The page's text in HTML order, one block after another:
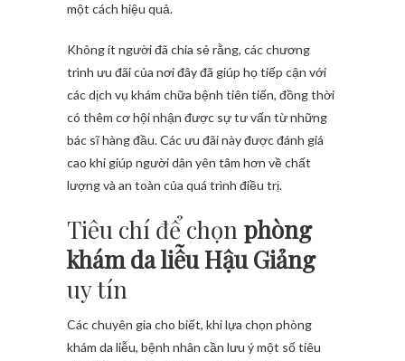
một cách hiệu quả.
Không ít người đã chia sẻ rằng, các chương
trình ưu đãi của nơi đây đã giúp họ tiếp cận với
các dịch vụ khám chữa bệnh tiên tiến, đồng thời
có thêm cơ hội nhận được sự tư vấn từ những
bác sĩ hàng đầu. Các ưu đãi này được đánh giá
cao khi giúp người dân yên tâm hơn về chất
lượng và an toàn của quá trình điều trị.
Tiêu chí để chọn phòng
khám da liễu Hậu Giảng
uy tín
Các chuyên gia cho biết, khi lựa chọn phòng
khám da liễu, bệnh nhân cần lưu ý một số tiêu